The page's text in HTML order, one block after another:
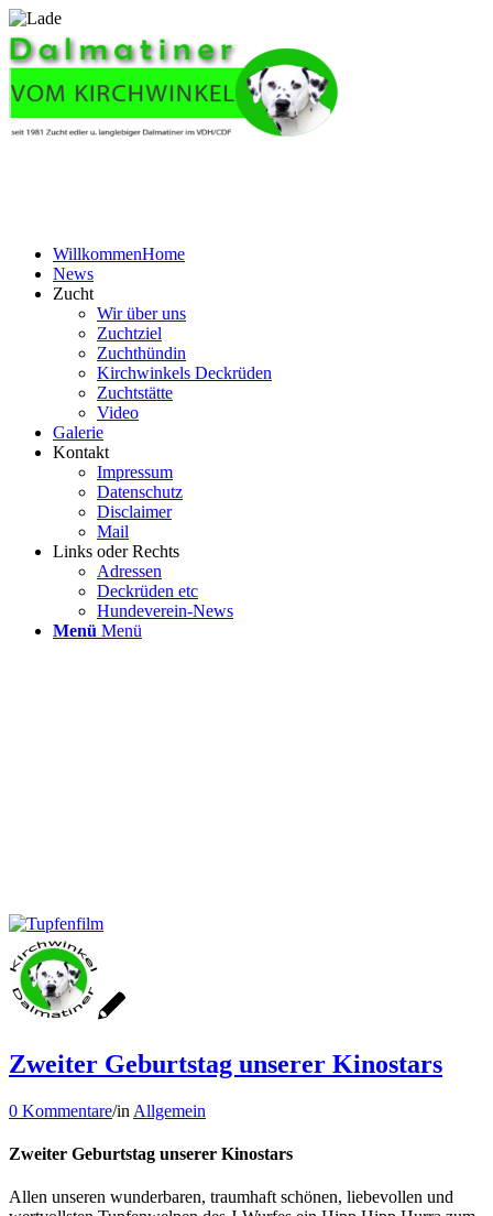
WillkommenHome
News
Zucht
Wir über uns
Zuchtziel
Zuchthündin
Kirchwinkels Deckrüden
Zuchtstätte
Video
Galerie
Kontakt
Impressum
Datenschutz
Disclaimer
Mail
Links oder Rechts
Adressen
Deckrüden etc
Hundeverein-News
Menü Menü
Zweiter Geburtstag unserer Kinostars
0 Kommentare/in Allgemein
Zweiter Geburtstag unserer Kinostars
Allen unseren wunderbaren, traumhaft schönen, liebevollen und